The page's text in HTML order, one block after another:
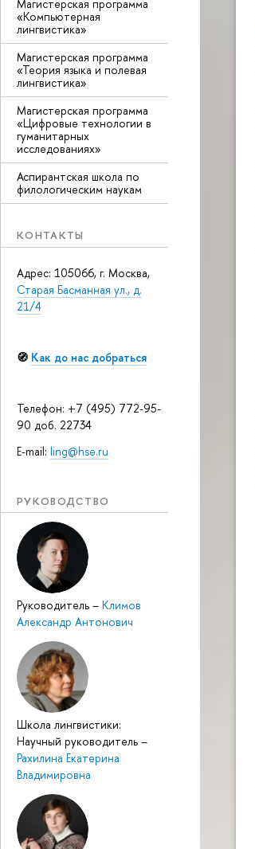
Магистерская программа
«Компьютерная
лингвистика»
Магистерская программа
«Теория языка и полевая
лингвистика»
Магистерская программа
«Цифровые технологии в
гуманитарных
исследованиях»
Аспирантская школа по
филологическим наукам
КОНТАКТЫ
Адрес: 105066, г. Москва,
Старая Басманная ул., д.
21/4
🧭 Как до нас добраться
Телефон: +7 (495) 772-95-
90 доб. 22734
E-mail: ling@hse.ru
РУКОВОДСТВО
Руководитель – Климов
Александр Антонович
Школа лингвистики:
Научный руководитель –
Рахилина Екатерина
Владимировна